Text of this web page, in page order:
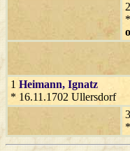
2
1 Heimann, Ignatz
* 16.11.1702 Ullersdorf
3